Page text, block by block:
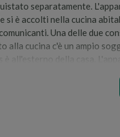
separatamente.
si è accolti nella cucina
Una delle due
alla cucina c'è un ampio
è all'esterno della casa.
del magazzino sono
persona dai titolari di